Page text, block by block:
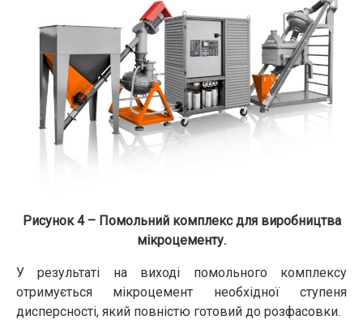
Рисунок 4 – Помольний комплекс для виробництва
мікроцементу.
У результаті на виході помольного комплексу
отримується мікроцемент необхідної ступеня
дисперсності, який повністю готовий до розфасовки.